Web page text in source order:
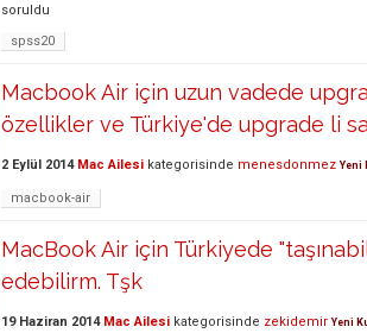
soruldu
spss20
Macbook Air için uzun vadede
özellikler ve Türkiye'de upgrade li
2 Eylül 2014 Mac Ailesi kategorisinde menesdonmez Yeni
macbook-air
MacBook Air için Türkiyede
edebilirm. Tşk
19 Haziran 2014 Mac Ailesi kategorisinde zekidemir Yeni